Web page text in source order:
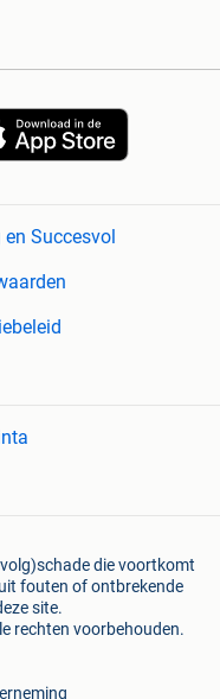
Succesvol
die voortkomt
fouten of ontbrekende
site.
rechten voorbehouden.